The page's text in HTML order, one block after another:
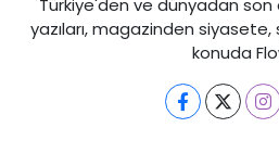
Türkiye'den ve dünyadan son
yazıları, magazinden
konuda